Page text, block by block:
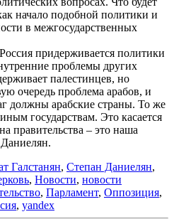
начало подобной политики и
в межгосударственных
придерживается политики
проблемы других
палестинцев, но
очередь проблема арабов, и
должны арабские страны. То же
государствам. Это касается
правительства – это наша
Галстанян, Степан Даниелян,
, Новости, новости
, Парламент, Оппозиция,
, yandex